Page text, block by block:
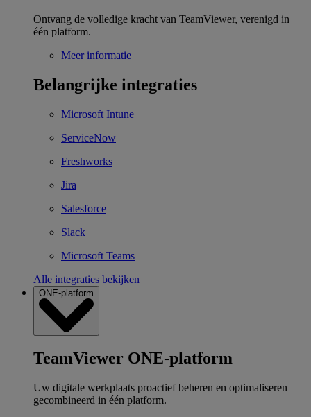
Ontvang de volledige kracht van TeamViewer, verenigd in
één platform.
Meer informatie
Belangrijke integraties
Microsoft Intune
ServiceNow
Freshworks
Jira
Salesforce
Slack
Microsoft Teams
Alle integraties bekijken
ONE-platform
TeamViewer ONE-platform
Uw digitale werkplaats proactief beheren en optimaliseren
gecombineerd in één platform.